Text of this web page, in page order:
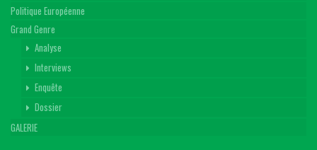
Politique Européenne
Grand Genre
Analyse
Interviews
Enquête
Dossier
GALERIE